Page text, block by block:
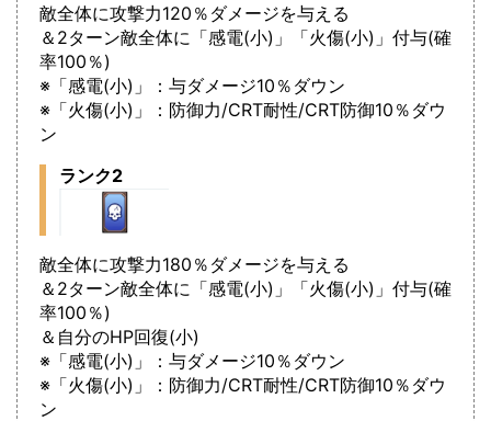
敵全体に攻撃力120％ダメージを与える
＆2ターン敵全体に「感電(小)」「火傷(小)」付与(確
率100％)
※「感電(小)」：与ダメージ10％ダウン
※「火傷(小)」：防御力/CRT耐性/CRT防御10％ダウ
ン
ランク2
敵全体に攻撃力180％ダメージを与える
＆2ターン敵全体に「感電(小)」「火傷(小)」付与(確
率100％)
＆自分のHP回復(小)
※「感電(小)」：与ダメージ10％ダウン
※「火傷(小)」：防御力/CRT耐性/CRT防御10％ダウ
ン